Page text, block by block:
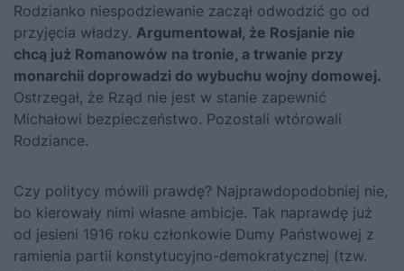
Rodzianko niespodziewanie zaczął odwodzić go od
przyjęcia władzy. Argumentował, że Rosjanie nie
chcą już Romanowów na tronie, a trwanie przy
monarchii doprowadzi do wybuchu wojny domowej.
Ostrzegał, że Rząd nie jest w stanie zapewnić
Michałowi bezpieczeństwo. Pozostali wtórowali
Rodziance.
Czy politycy mówili prawdę? Najprawdopodobniej nie,
bo kierowały nimi własne ambicje. Tak naprawdę już
od jesieni 1916 roku członkowie Dumy Państwowej z
ramienia partii konstytucyjno-demokratycznej (tzw.